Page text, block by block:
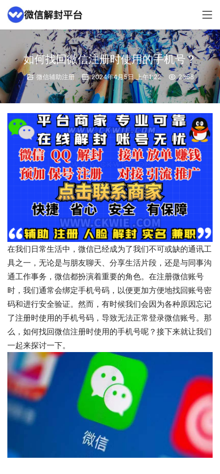
如何找回微信注册时使用的手机号？
微信辅助注册 2024年4月5日 上午1:22 2368
在我们日常生活中，微信已经成为了我们不可或缺的通讯工
具之一，无论是与朋友聊天、分享生活片段，还是与同事沟
通工作事务，微信都扮演着重要的角色。在注册微信账号
时，我们通常会绑定手机号码，以便更加方便地找回账号密
码和进行安全验证。然而，有时候我们会因为各种原因忘记
了注册时使用的手机号码，导致无法正常登录微信账号。那
么，如何找回微信注册时使用的手机号呢？接下来就让我们
一起来探讨一下。